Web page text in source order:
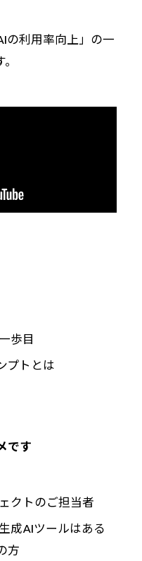
の利用率向上」の一
歩目
プトとは
です
クトのご担当者
成AIツールはある
方